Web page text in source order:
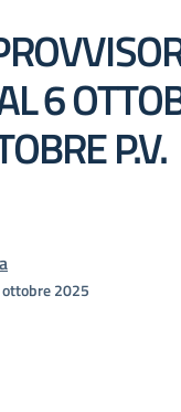
6
P.V.
2025